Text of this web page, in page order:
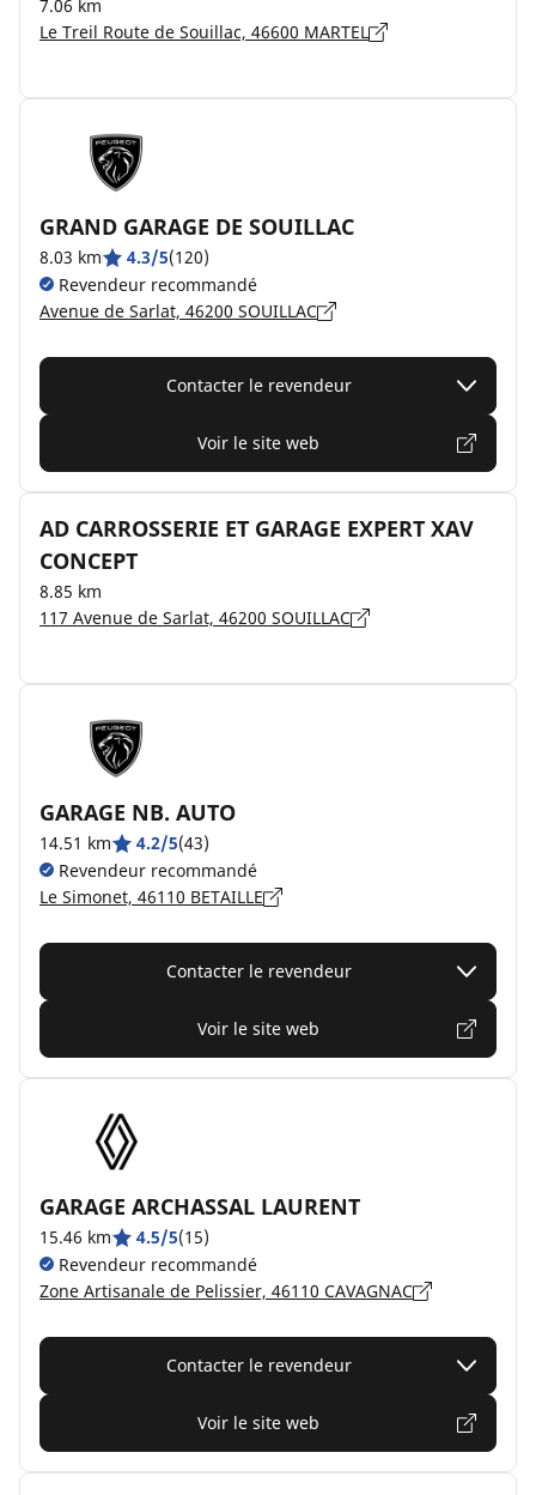
7.06 km
Le Treil Route de Souillac, 46600 MARTEL
GRAND GARAGE DE SOUILLAC
8.03 km 4.3/5(120)
Revendeur recommandé
Avenue de Sarlat, 46200 SOUILLAC
Contacter le revendeur
Voir le site web
AD CARROSSERIE ET GARAGE EXPERT XAV
CONCEPT
8.85 km
117 Avenue de Sarlat, 46200 SOUILLAC
GARAGE NB. AUTO
14.51 km 4.2/5(43)
Revendeur recommandé
Le Simonet, 46110 BETAILLE
Contacter le revendeur
Voir le site web
GARAGE ARCHASSAL LAURENT
15.46 km 4.5/5(15)
Revendeur recommandé
Zone Artisanale de Pelissier, 46110 CAVAGNAC
Contacter le revendeur
Voir le site web